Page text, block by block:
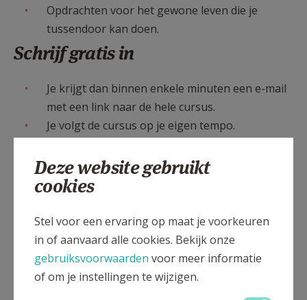
Opdrachten voor het gewone leven die je
tussendoor kan doen.
Schrijf gratis in
Je krijgt dan binnen enkele minuten een e-mail
met een link naar de hele cursus.
Je volgt de cursus op je eigen tempo.
CCVenKerknet.
Ja, ik wil me gratis inschrijven
Deze website gebruikt
cookies
Stel voor een ervaring op maat je voorkeuren
in of aanvaard alle cookies. Bekijk onze
gebruiksvoorwaarden voor meer informatie
of om je instellingen te wijzigen.